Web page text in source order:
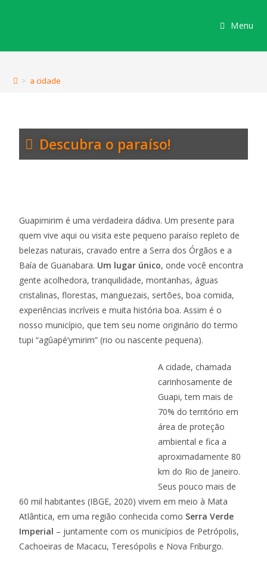
Menu
> a cidade
Descubra o paraíso!
Guapimirim é uma verdadeira dádiva. Um presente para
quem vive aqui ou visita este pequeno paraíso repleto de
belezas naturais, cravado entre a Serra dos Órgãos e a
Baía de Guanabara. Um lugar único, onde você encontra
gente acolhedora, tranquilidade, montanhas, águas
cristalinas, florestas, manguezais, sertões, boa comida,
experiências incríveis e muita história boa. Assim é o
nosso município, que tem seu nome originário do termo
tupi “agûapé’ymirim” (rio ou nascente pequena).
A cidade, chamada
carinhosamente de
Guapi, tem mais de
70% do território em
área de proteção
ambiental e fica a
aproximadamente 80
km do Rio de Janeiro.
Seus pouco mais de
60 mil habitantes (IBGE, 2020) vivem em meio à Mata
Atlântica, em uma região conhecida como Serra Verde
Imperial – juntamente com os municípios de Petrópolis,
Cachoeiras de Macacu, Teresópolis e Nova Friburgo.